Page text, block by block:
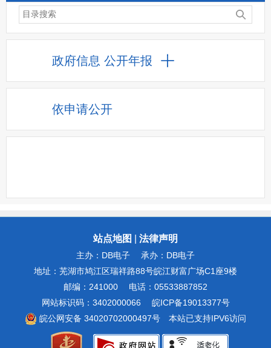
政府信息 公开年报
依申请公开
站点地图 法律声明
主办：DB电子
承办：DB电子
地址：芜湖市鸠江区瑞祥路88号皖江财富广场C1座9楼
邮编：241000
电话：05533887852
网站标识码：3402000066
皖ICP备19013377号
皖公网安备 34020702000497号
本站已支持IPV6访问